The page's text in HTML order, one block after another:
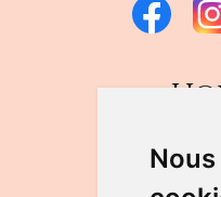
DU
de 9h à